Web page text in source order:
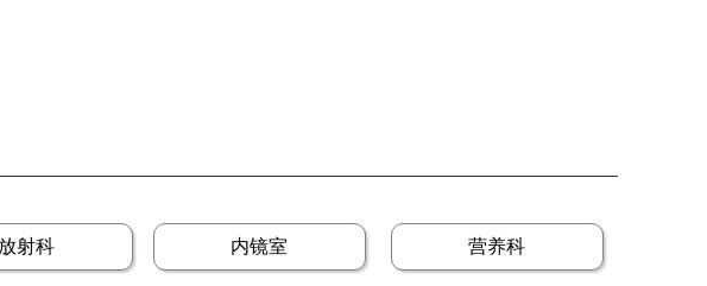
放射科 内镜室 营养科